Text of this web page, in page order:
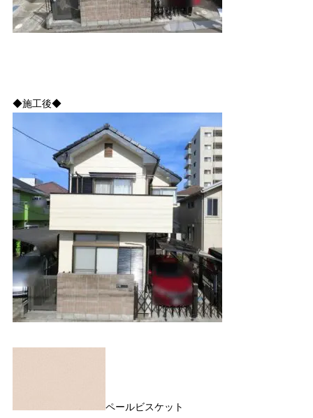
◆施工後◆
ペールビスケット